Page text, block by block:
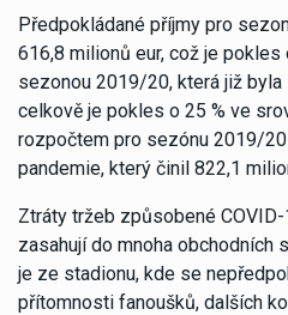
Předpokládané příjmy pro
616,8 milionů eur, což je
sezonou 2019/20, která již byla
celkově je pokles o 25 % ve
rozpočtem pro sezónu 2019/
pandemie, který činil 822,1
Ztráty tržeb způsobené
zasahují do mnoha obchodních
je ze stadionu, kde se
přítomnosti fanoušků, dalších